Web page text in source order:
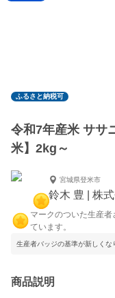
ふるさと納税可
令和7年産米 ササ
米】2kg～
宮城県登米市
鈴木 豊 | 株
マークのついた生産
ています。
生産者バッジの基準が新しくな
商品説明